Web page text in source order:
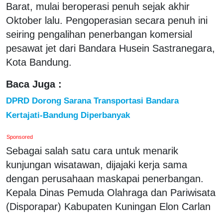
Barat, mulai beroperasi penuh sejak akhir
Oktober lalu. Pengoperasian secara penuh ini
seiring pengalihan penerbangan komersial
pesawat jet dari Bandara Husein Sastranegara,
Kota Bandung.
Baca Juga :
DPRD Dorong Sarana Transportasi Bandara
Kertajati-Bandung Diperbanyak
Sponsored
Sebagai salah satu cara untuk menarik
kunjungan wisatawan, dijajaki kerja sama
dengan perusahaan maskapai penerbangan.
Kepala Dinas Pemuda Olahraga dan Pariwisata
(Disporapar) Kabupaten Kuningan Elon Carlan